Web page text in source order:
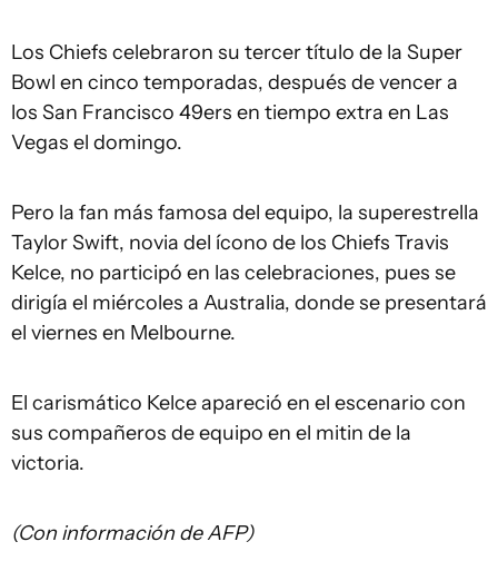
Los Chiefs celebraron su tercer título de la Super
Bowl en cinco temporadas, después de vencer a
los San Francisco 49ers en tiempo extra en Las
Vegas el domingo.
Pero la fan más famosa del equipo, la superestrella
Taylor Swift, novia del ícono de los Chiefs Travis
Kelce, no participó en las celebraciones, pues se
dirigía el miércoles a Australia, donde se presentará
el viernes en Melbourne.
El carismático Kelce apareció en el escenario con
sus compañeros de equipo en el mitin de la
victoria.
(Con información de AFP)